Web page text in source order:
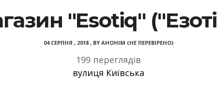
"Esotiq"
04 СЕРПНЯ , 2018 , BY АНОНІМ (НЕ ПЕРЕВІРЕНО)
199 переглядів
вулиця Київська